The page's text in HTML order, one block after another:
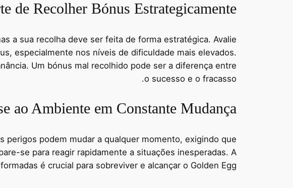
de Recolher Bónus Estrategicamente
a sua recolha deve ser feita de forma estratégica. Avalie
especialmente nos níveis de dificuldade mais elevados.
Um bónus mal recolhido pode ser a diferença entre
o sucesso e o fracasso.
ao Ambiente em Constante Mudança
perigos podem mudar a qualquer momento, exigindo que
se para reagir rapidamente a situações inesperadas. A
é crucial para sobreviver e alcançar o Golden Egg.